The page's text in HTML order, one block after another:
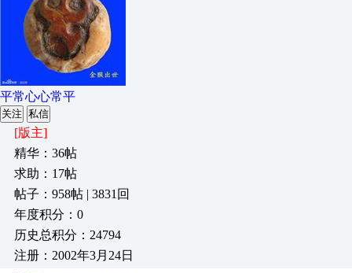
平常心心常平
关注 私信
[版主]
精华：36帖
求助：17帖
帖子：958帖 | 3831回
年度积分：0
历史总积分：24794
注册：2002年3月24日